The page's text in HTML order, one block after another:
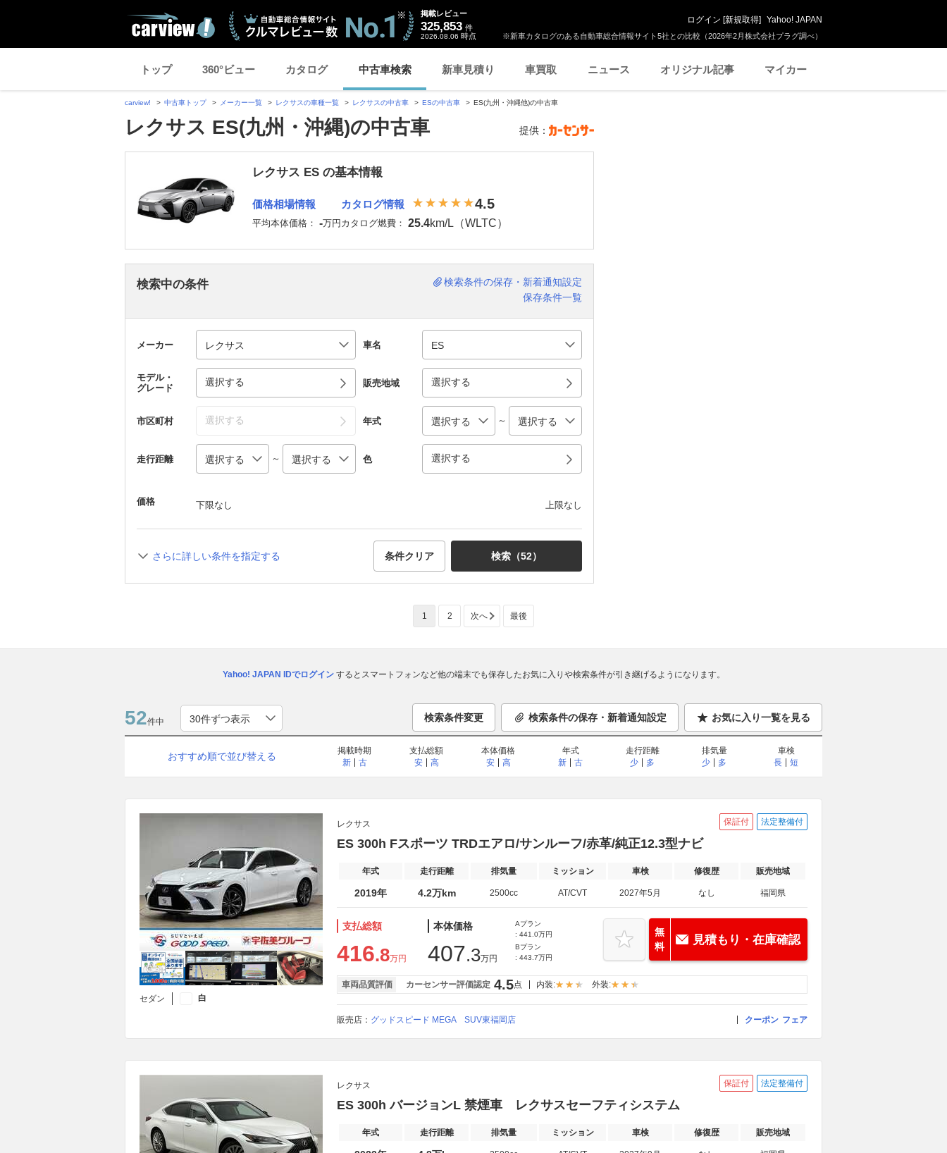
※新車カタログのある自動車総合情報サイト5社との比較（2026年2月株式会社プラグ調べ）
掲載レビュー
325,853 件
2026.08.06 時点
ログイン [新規取得] Yahoo! JAPAN
トップ 360°ビュー カタログ 中古車検索 新車見積り 車買取 ニュース オリジナル記事 マイカー
carview! 中古車トップ メーカー一覧 レクサスの車種一覧 レクサスの中古車 ESの中古車 ES(九州・沖縄他)の中古車
レクサス ES(九州・沖縄)の中古車 提供：
レクサス ES の基本情報
価格相場情報
平均本体価格： -万円
カタログ情報 4.5
カタログ燃費： 25.4km/L（WLTC）
検索中の条件
検索条件の保存・新着通知設定
保存条件一覧
メーカー 車名
モデル・
グレード
選択する 販売地域 選択する
市区町村 選択する 年式 ～
走行距離 ～ 色 選択する
価格 下限なし 上限なし
さらに詳しい条件を指定する 条件クリア 検索（52）
1 2 次へ 最後
Yahoo! JAPAN IDでログインするとスマートフォンなど他の端末でも保存したお気に入りや検索条件が引き継げるようになります。
52件中 検索条件変更 検索条件の保存・新着通知設定 お気に入り一覧を見る
おすすめ順で並び替える
掲載時期
新
古
支払総額
安
高
本体価格
安
高
年式
新
古
走行距離
少
多
排気量
少
多
車検
長
短
セダン 白
レクサス 保証付 法定整備付
ES 300h Fスポーツ TRDエアロ/サンルーフ/赤革/純正12.3型ナビ
年式 走行距離 排気量 ミッション 車検 修復歴 販売地域
2019年 4.2万km 2500cc AT/CVT 2027年5月 なし 福岡県
支払総額
416.8万円
本体価格
407.3万円
Aプラン
: 441.0万円
Bプラン
: 443.7万円
無
料
見積もり・在庫確認
車両品質評価 カーセンサー評価認定 4.5点 内装: 外装:
販売店： グッドスピード MEGA SUV東福岡店 クーポン フェア
レクサス 保証付 法定整備付
ES 300h バージョンL 禁煙車 レクサスセーフティシステム
年式 走行距離 排気量 ミッション 車検 修復歴 販売地域